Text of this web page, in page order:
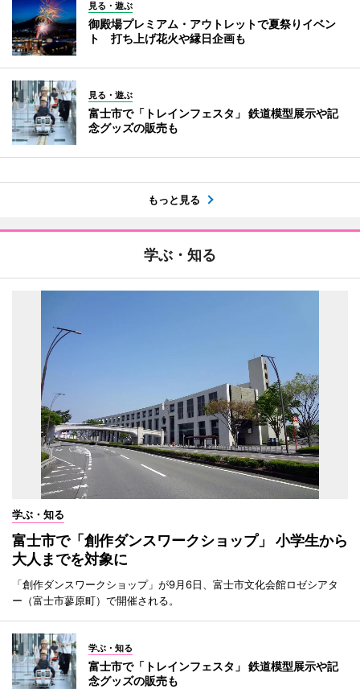
見る・遊ぶ
御殿場プレミアム・アウトレットで夏祭りイベン
ト 打ち上げ花火や縁日企画も
見る・遊ぶ
富士市で「トレインフェスタ」 鉄道模型展示や記
念グッズの販売も
もっと見る
学ぶ・知る
学ぶ・知る
富士市で「創作ダンスワークショップ」 小学生から
大人までを対象に
「創作ダンスワークショップ」が9月6日、富士市文化会館ロゼシアタ
ー（富士市蓼原町）で開催される。
学ぶ・知る
富士市で「トレインフェスタ」 鉄道模型展示や記
念グッズの販売も